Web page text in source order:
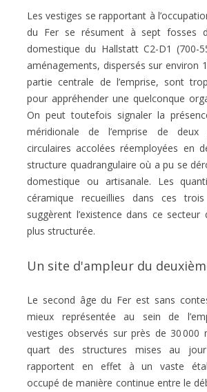
Les vestiges se rapportant à
du Fer se résument à sept fosses
domestique du Hallstatt C2-D1 (700-
aménagements, dispersés sur environ
partie centrale de l’emprise, sont
pour appréhender une quelconque
On peut toutefois signaler la
méridionale de l’emprise de deux
circulaires accolées réemployées en
structure quadrangulaire où a pu se
domestique ou artisanale. Les
céramique recueillies dans ces trois
suggèrent l’existence dans ce secteur
plus structurée.
Un site d'ampleur du
Le second âge du Fer est sans
mieux représentée au sein de
vestiges observés sur près de 30 000
quart des structures mises au
rapportent en effet à un vaste
occupé de manière continue entre le